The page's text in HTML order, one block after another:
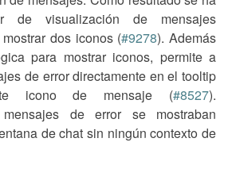
de visualización de mensajes
dos iconos (#9278). Además
para mostrar iconos, permite a
de error directamente en el tooltip
icono de mensaje (#8527).
de error se mostraban
de chat sin ningún contexto de